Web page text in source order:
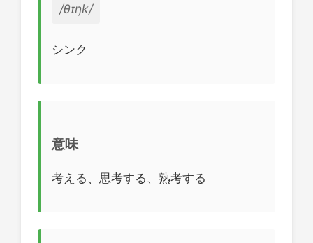
/θɪŋk/
シンク
意味
考える、思考する、熟考する